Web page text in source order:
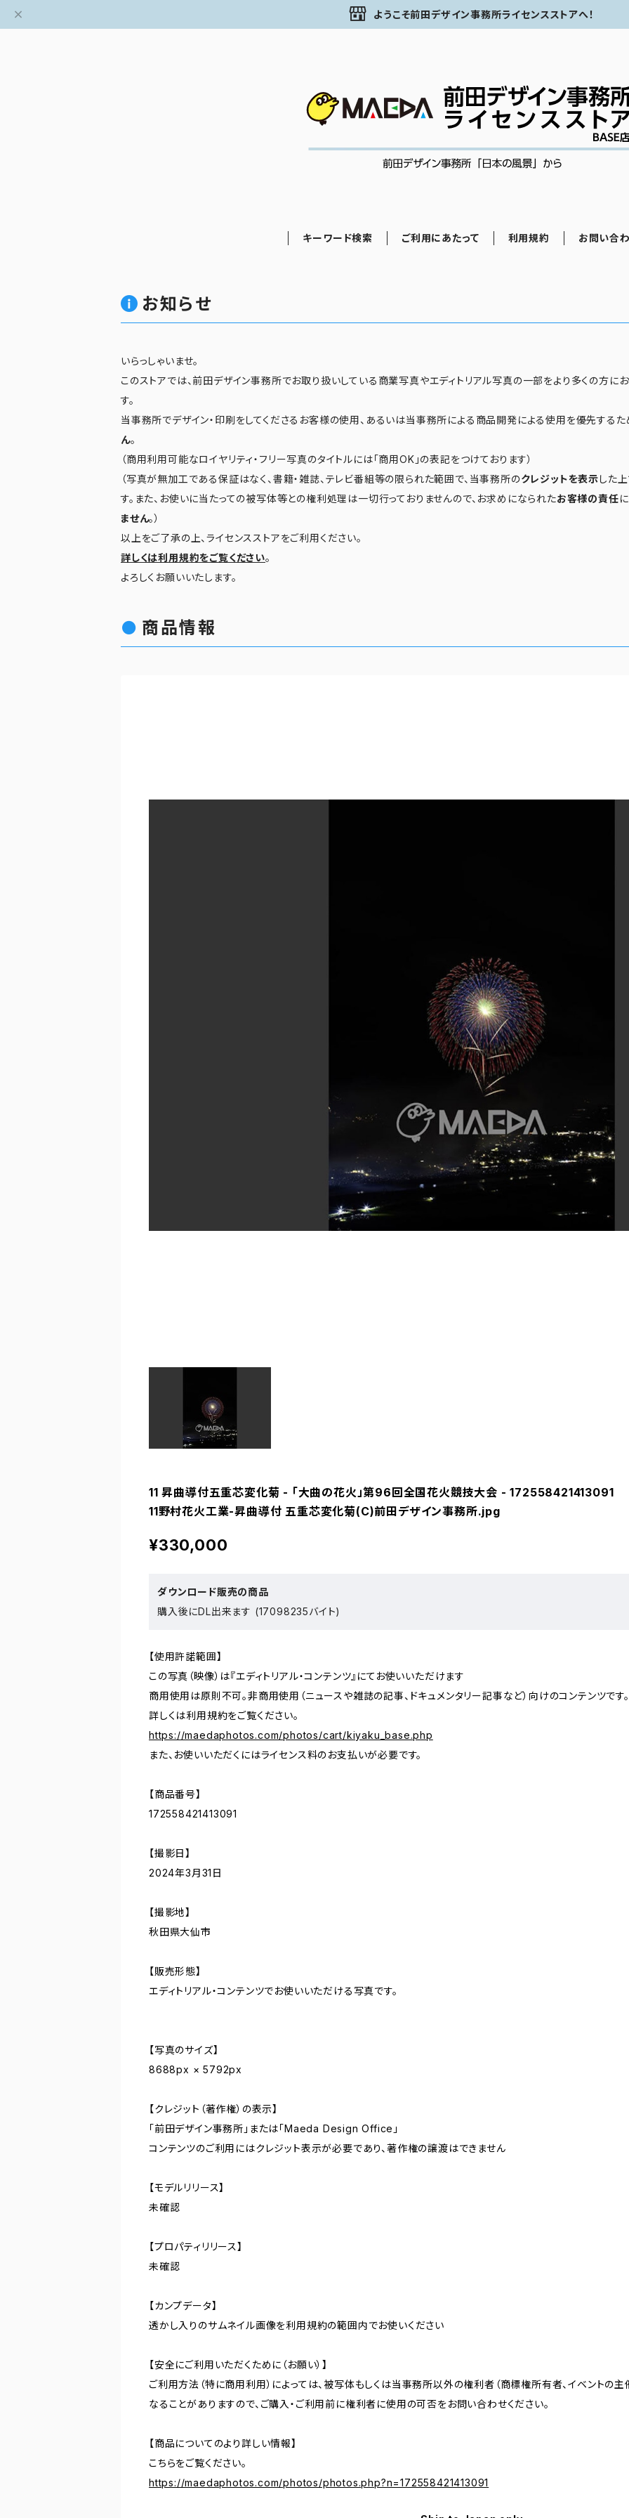
ようこそ前田デザイン事務所ライセンスストアへ！
キーワード検索 ご利用にあたって 利用規約 お問い合
お知らせ
いらっしゃいませ。
このストアでは、前田デザイン事務所でお取り扱いしている商業写真やエディトリアル写真の一部をより多くの方に
す。
当事務所でデザイン・印刷をしてくださるお客様の使用、あるいは当事務所による商品開発による使用を優先するた
ん。
（商用利用可能なロイヤリティ・フリー写真のタイトルには「商用OK」の表記をつけております）
（写真が無加工である保証はなく、書籍・雑誌、テレビ番組等の限られた範囲で、当事務所のクレジットを表示した上
す。また、お使いに当たっての被写体等との権利処理は一切行っておりませんので、お求めになられたお客様の責任
ません。）
以上をご了承の上、ライセンスストアをご利用ください。
詳しくは利用規約をご覧ください。
よろしくお願いいたします。
商品情報
11 昇曲導付五重芯変化菊 - 「大曲の花火」第96回全国花火競技大会 - 172558421413091
11野村花火工業-昇曲導付 五重芯変化菊(C)前田デザイン事務所.jpg
¥330,000
ダウンロード販売の商品
購入後にDL出来ます (17098235バイト)
【使用許諾範囲】
この写真（映像）は『エディトリアル・コンテンツ』にてお使いいただけます
商用使用は原則不可。非商用使用（ニュースや雑誌の記事、ドキュメンタリー記事など）向けのコンテンツです。
詳しくは利用規約をご覧ください。
https://maedaphotos.com/photos/cart/kiyaku_base.php
また、お使いいただくにはライセンス料のお支払いが必要です。
【商品番号】
172558421413091
【撮影日】
2024年3月31日
【撮影地】
秋田県大仙市
【販売形態】
エディトリアル・コンテンツでお使いいただける写真です。
【写真のサイズ】
8688px × 5792px
【クレジット（著作権）の表示】
「前田デザイン事務所」または「Maeda Design Office」
コンテンツのご利用にはクレジット表示が必要であり、著作権の譲渡はできません
【モデルリリース】
未確認
【プロパティリリース】
未確認
【カンプデータ】
透かし入りのサムネイル画像を利用規約の範囲内でお使いください
【安全にご利用いただくために（お願い）】
ご利用方法（特に商用利用）によっては、被写体もしくは当事務所以外の権利者（商標権所有者、イベントの
なることがありますので、ご購入・ご利用前に権利者に使用の可否をお問い合わせください。
【商品についてのより詳しい情報】
こちらをご覧ください。
https://maedaphotos.com/photos/photos.php?n=172558421413091